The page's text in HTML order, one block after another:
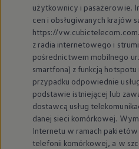
użytkownicy i pasażerowie.
cen i obsługiwanych krajów
https://
z radia internetowego i
pośrednictwem mobilnego
smartfona) z funkcją
przypadku odpowiednie
podstawie istniejącej lub
dostawcą usług
danej sieci komórkowej.
Internetu w ramach
telefonii komórkowej, a w